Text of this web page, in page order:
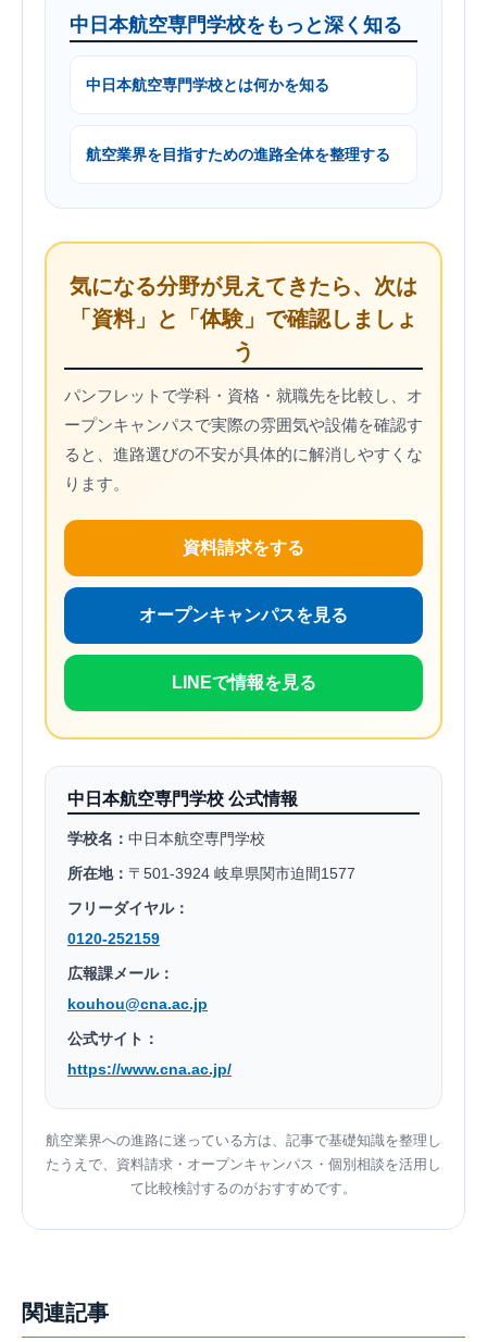
中日本航空専門学校をもっと深く知る
中日本航空専門学校とは何かを知る
航空業界を目指すための進路全体を整理する
気になる分野が見えてきたら、次は
「資料」と「体験」で確認しましょ
う
パンフレットで学科・資格・就職先を比較し、オ
ープンキャンパスで実際の雰囲気や設備を確認す
ると、進路選びの不安が具体的に解消しやすくな
ります。
資料請求をする
オープンキャンパスを見る
LINEで情報を見る
中日本航空専門学校 公式情報
学校名： 中日本航空専門学校
所在地： 〒501-3924 岐阜県関市迫間1577
フリーダイヤル：
0120-252159
広報課メール：
kouhou@cna.ac.jp
公式サイト：
https://www.cna.ac.jp/
航空業界への進路に迷っている方は、記事で基礎知識を整理し
たうえで、資料請求・オープンキャンパス・個別相談を活用し
て比較検討するのがおすすめです。
関連記事